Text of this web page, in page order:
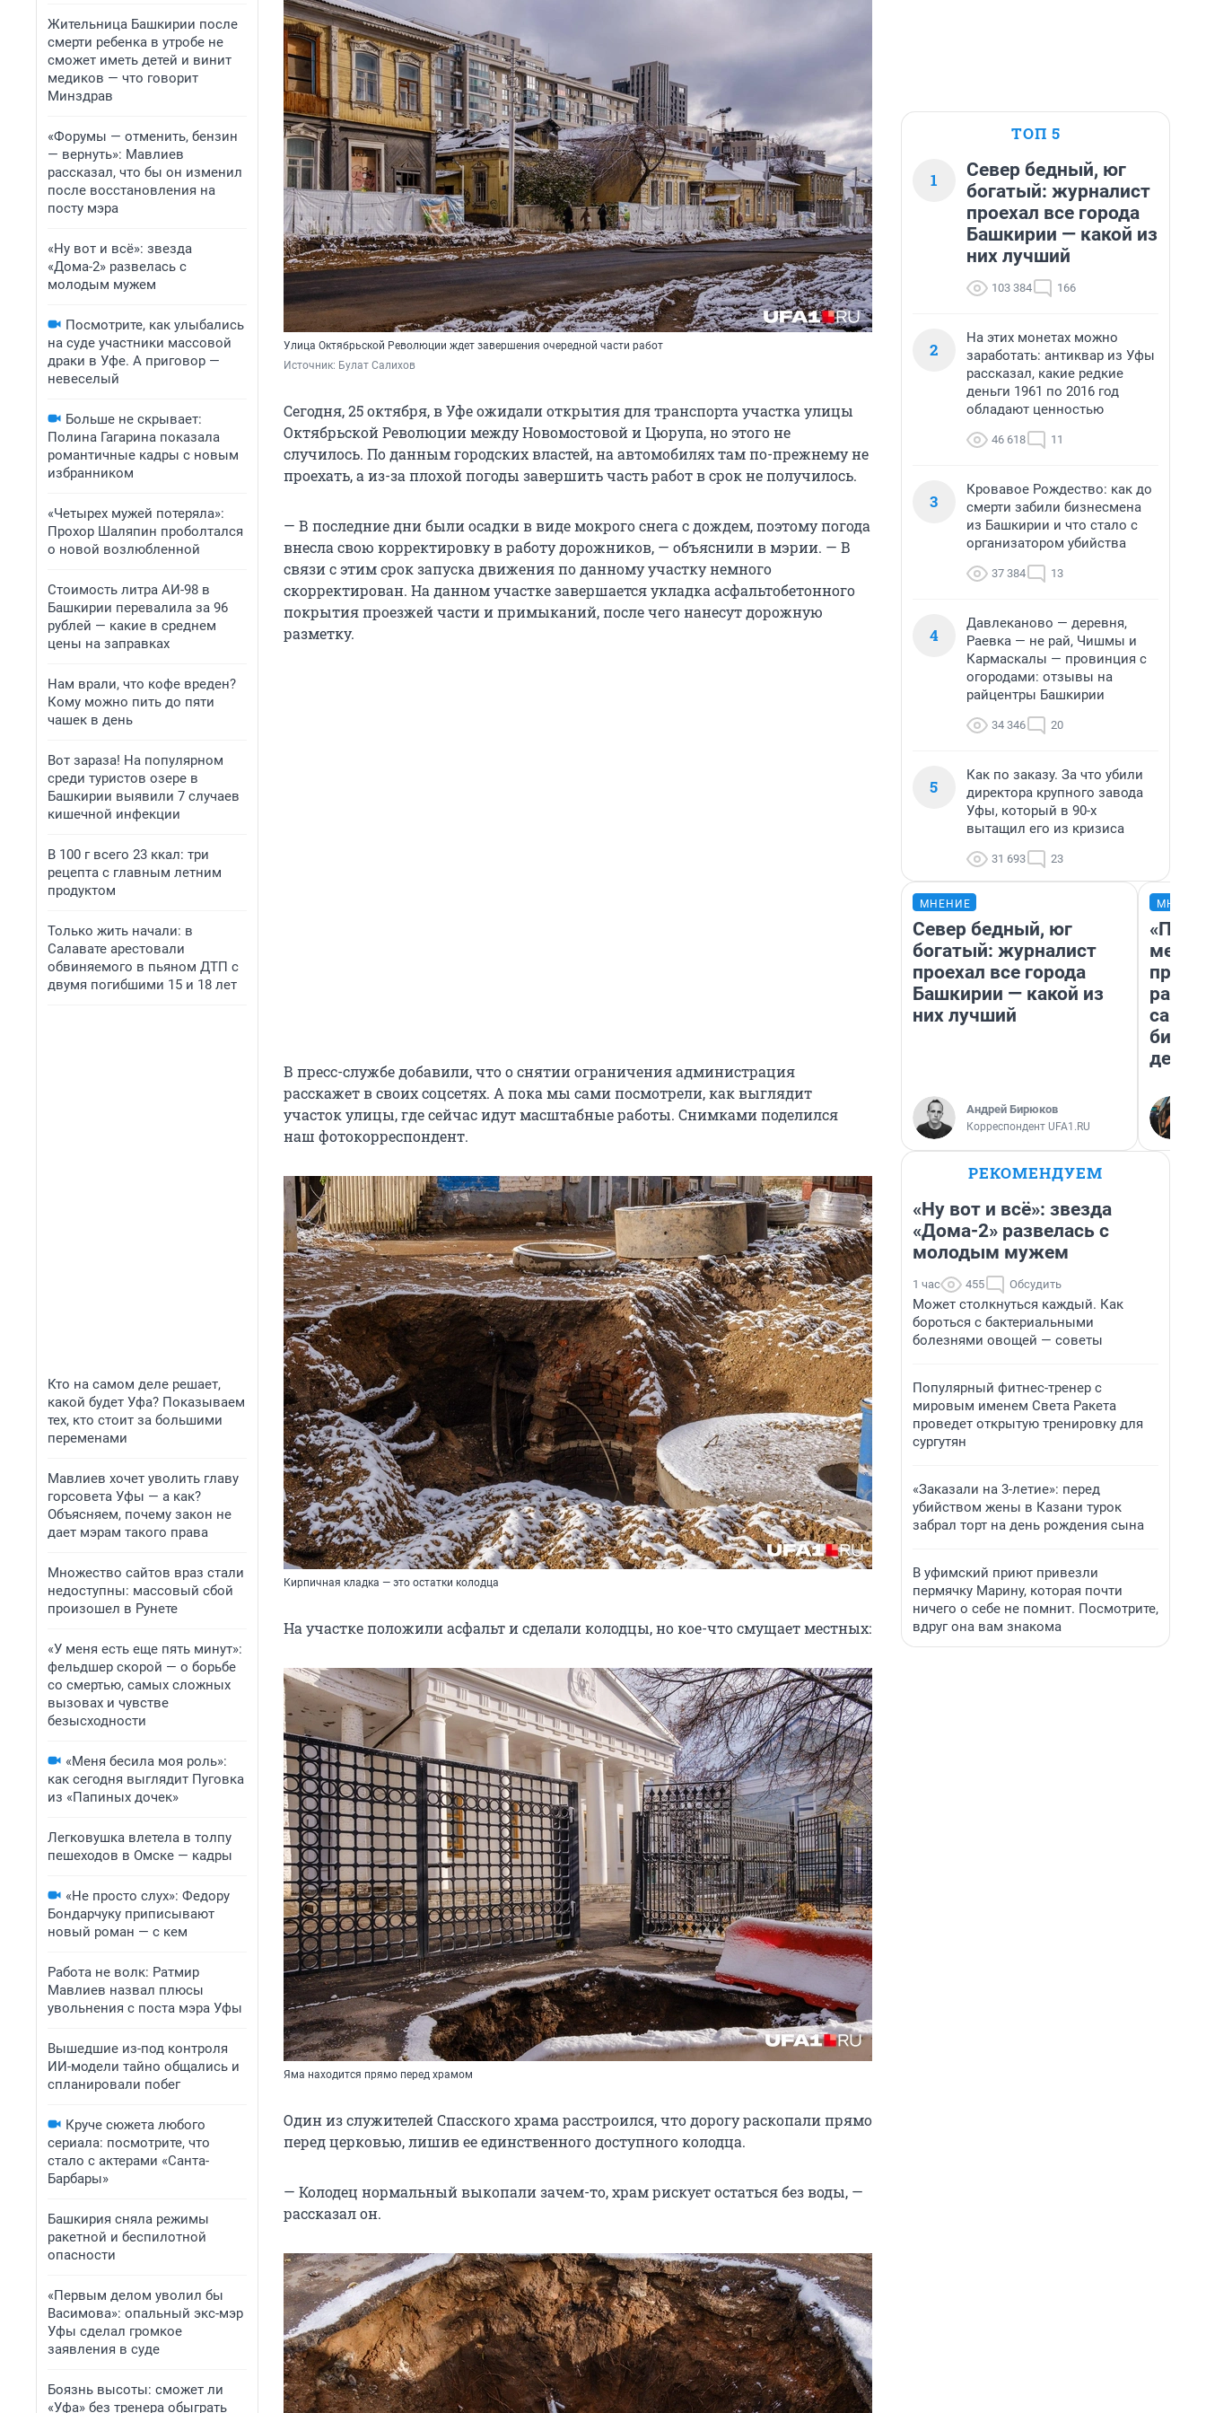
Жительница Башкирии после
смерти ребенка в утробе не
сможет иметь детей и винит
медиков — что говорит
Минздрав
«Форумы — отменить, бензин
— вернуть»: Мавлиев
рассказал, что бы он изменил
после восстановления на
посту мэра
«Ну вот и всё»: звезда
«Дома-2» развелась с
молодым мужем
Посмотрите, как улыбались
на суде участники массовой
драки в Уфе. А приговор —
невеселый
Больше не скрывает:
Полина Гагарина показала
романтичные кадры с новым
избранником
«Четырех мужей потеряла»:
Прохор Шаляпин проболтался
о новой возлюбленной
Стоимость литра АИ-98 в
Башкирии перевалила за 96
рублей — какие в среднем
цены на заправках
Нам врали, что кофе вреден?
Кому можно пить до пяти
чашек в день
Вот зараза! На популярном
среди туристов озере в
Башкирии выявили 7 случаев
кишечной инфекции
В 100 г всего 23 ккал: три
рецепта с главным летним
продуктом
Только жить начали: в
Салавате арестовали
обвиняемого в пьяном ДТП с
двумя погибшими 15 и 18 лет
Кто на самом деле решает,
какой будет Уфа? Показываем
тех, кто стоит за большими
переменами
Мавлиев хочет уволить главу
горсовета Уфы — а как?
Объясняем, почему закон не
дает мэрам такого права
Множество сайтов враз стали
недоступны: массовый сбой
произошел в Рунете
«У меня есть еще пять минут»:
фельдшер скорой — о борьбе
со смертью, самых сложных
вызовах и чувстве
безысходности
«Меня бесила моя роль»:
как сегодня выглядит Пуговка
из «Папиных дочек»
Легковушка влетела в толпу
пешеходов в Омске — кадры
«Не просто слух»: Федору
Бондарчуку приписывают
новый роман — с кем
Работа не волк: Ратмир
Мавлиев назвал плюсы
увольнения с поста мэра Уфы
Вышедшие из-под контроля
ИИ-модели тайно общались и
спланировали побег
Круче сюжета любого
сериала: посмотрите, что
стало с актерами «Санта-
Барбары»
Башкирия сняла режимы
ракетной и беспилотной
опасности
«Первым делом уволил бы
Васимова»: опальный экс-мэр
Уфы сделал громкое
заявления в суде
Боязнь высоты: сможет ли
«Уфа» без тренера обыграть
Улица Октябрьской Революции ждет завершения очередной части работ
Источник: Булат Салихов
Сегодня, 25 октября, в Уфе ожидали открытия для транспорта участка улицы
Октябрьской Революции между Новомостовой и Цюрупа, но этого не
случилось. По данным городских властей, на автомобилях там по-прежнему не
проехать, а из-за плохой погоды завершить часть работ в срок не получилось.
— В последние дни были осадки в виде мокрого снега с дождем, поэтому погода
внесла свою корректировку в работу дорожников, — объяснили в мэрии. — В
связи с этим срок запуска движения по данному участку немного
скорректирован. На данном участке завершается укладка асфальтобетонного
покрытия проезжей части и примыканий, после чего нанесут дорожную
разметку.
В пресс-службе добавили, что о снятии ограничения администрация
расскажет в своих соцсетях. А пока мы сами посмотрели, как выглядит
участок улицы, где сейчас идут масштабные работы. Снимками поделился
наш фотокорреспондент.
Кирпичная кладка — это остатки колодца
На участке положили асфальт и сделали колодцы, но кое-что смущает местных:
Яма находится прямо перед храмом
Один из служителей Спасского храма расстроился, что дорогу раскопали прямо
перед церковью, лишив ее единственного доступного колодца.
— Колодец нормальный выкопали зачем-то, храм рискует остаться без воды, —
рассказал он.
ТОП 5
1
Север бедный, юг
богатый: журналист
проехал все города
Башкирии — какой из
них лучший
103 384 166
2
На этих монетах можно
заработать: антиквар из Уфы
рассказал, какие редкие
деньги 1961 по 2016 год
обладают ценностью
46 618 11
3
Кровавое Рождество: как до
смерти забили бизнесмена
из Башкирии и что стало с
организатором убийства
37 384 13
4
Давлеканово — деревня,
Раевка — не рай, Чишмы и
Кармаскалы — провинция с
огородами: отзывы на
райцентры Башкирии
34 346 20
5
Как по заказу. За что убили
директора крупного завода
Уфы, который в 90-х
вытащил его из кризиса
31 693 23
МНЕНИЕ
Север бедный, юг
богатый: журналист
проехал все города
Башкирии — какой из
них лучший
Андрей Бирюков
Корреспондент UFA1.RU
РЕКОМЕНДУЕМ
«Ну вот и всё»: звезда
«Дома-2» развелась с
молодым мужем
1 час 455 Обсудить
Может столкнуться каждый. Как
бороться с бактериальными
болезнями овощей — советы
Популярный фитнес-тренер с
мировым именем Света Ракета
проведет открытую тренировку для
сургутян
«Заказали на 3-летие»: перед
убийством жены в Казани турок
забрал торт на день рождения сына
В уфимский приют привезли
пермячку Марину, которая почти
ничего о себе не помнит. Посмотрите,
вдруг она вам знакома